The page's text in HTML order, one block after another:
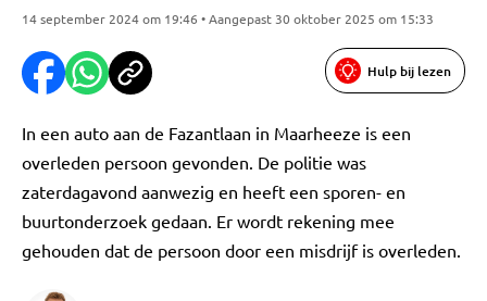
14 september 2024 om 19:46 • Aangepast 30 oktober 2025 om 15:33
Hulp bij lezen
In een auto aan de Fazantlaan in Maarheeze is een
overleden persoon gevonden. De politie was
zaterdagavond aanwezig en heeft een sporen- en
buurtonderzoek gedaan. Er wordt rekening mee
gehouden dat de persoon door een misdrijf is overleden.